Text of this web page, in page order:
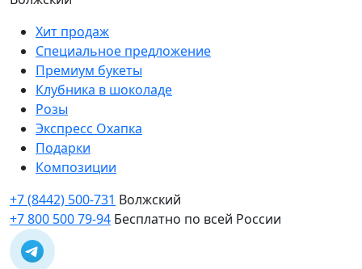
Хит продаж
Специальное предложение
Премиум букеты
Клубника в шоколаде
Розы
Экспресс Охапка
Подарки
Композиции
+7 (8442) 500-731 Волжский
+7 800 500 79-94 Бесплатно по всей России